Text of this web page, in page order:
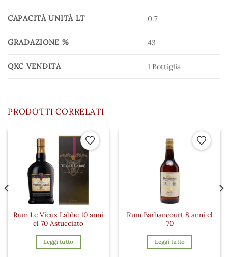
CAPACITÀ UNITÀ LT 0.7
GRADAZIONE % 43
QXC VENDITA 1 Bottiglia
PRODOTTI CORRELATI
Aggiungi ai preferiti
Rum Le Vieux Labbe 10 anni
cl 70 Astucciato
Leggi tutto
Rum Barbancourt 8 anni cl
70
Leggi tutto
ai preferiti